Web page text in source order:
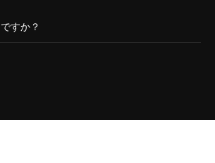
すか？